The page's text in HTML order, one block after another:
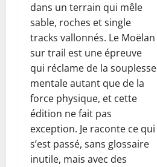
dans un terrain qui mêle
sable, roches et single
tracks vallonnés. Le Moëlan
sur trail est une épreuve
qui réclame de la souplesse
mentale autant que de la
force physique, et cette
édition ne fait pas
exception. Je raconte ce qui
s’est passé, sans glossaire
inutile, mais avec des